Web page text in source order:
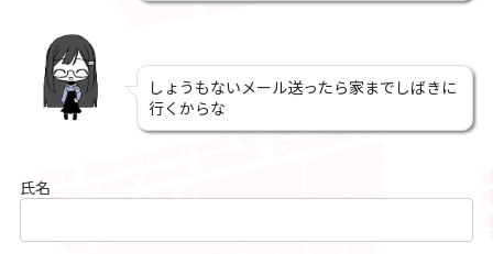
しょうもないメール送ったら家までしばきに
行くからな
氏名